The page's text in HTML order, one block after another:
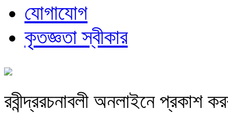
যোগাযোগ
কৃতজ্ঞতা স্বীকার
রবীন্দ্ররচনাবলী অনলাইনে প্রকাশ